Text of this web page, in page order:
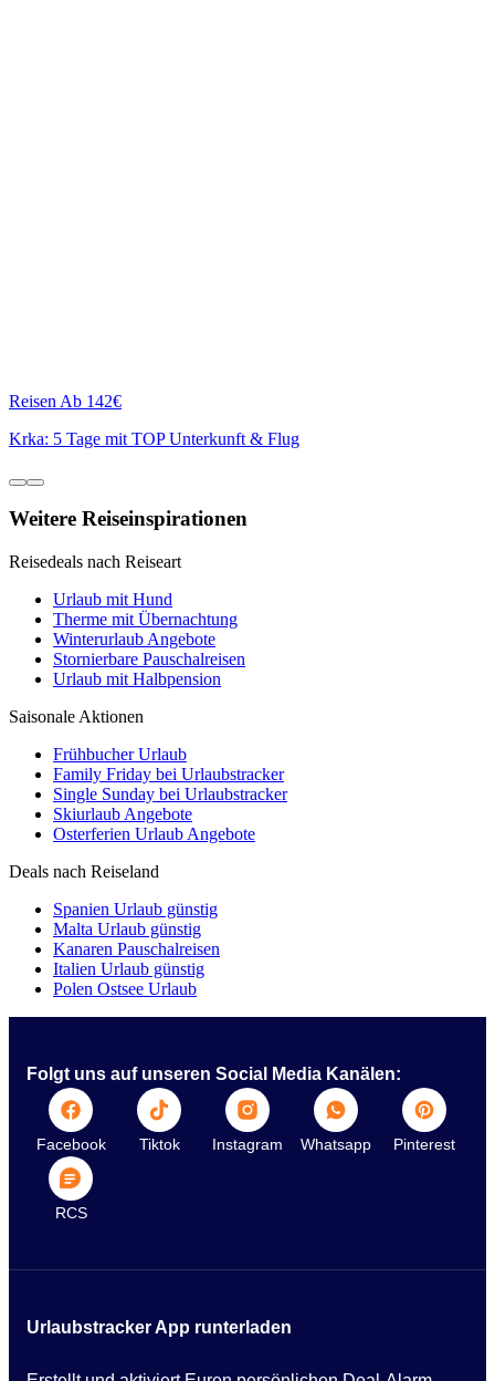
Reisen Ab 142€
Krka: 5 Tage mit TOP Unterkunft & Flug
Weitere Reiseinspirationen
Reisedeals nach Reiseart
Urlaub mit Hund
Therme mit Übernachtung
Winterurlaub Angebote
Stornierbare Pauschalreisen
Urlaub mit Halbpension
Saisonale Aktionen
Frühbucher Urlaub
Family Friday bei Urlaubstracker
Single Sunday bei Urlaubstracker
Skiurlaub Angebote
Osterferien Urlaub Angebote
Deals nach Reiseland
Spanien Urlaub günstig
Malta Urlaub günstig
Kanaren Pauschalreisen
Italien Urlaub günstig
Polen Ostsee Urlaub